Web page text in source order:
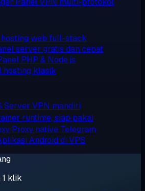
hosting web full-stack
server gratis dan cepat
PHP & Node.js
hosting klasik
Server VPN mandiri
runtime, siap pakai
Proxy native Telegram
Android di VPS
1 klik